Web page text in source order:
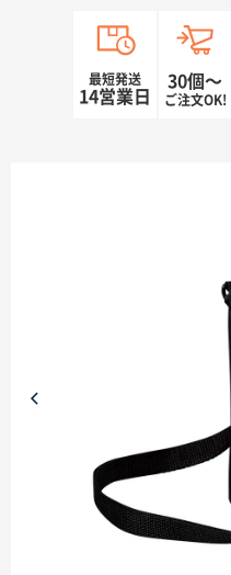
ターゲットから探す
目的・シーンから探す
最短発送
14営業日
30個〜
ご注文OK!